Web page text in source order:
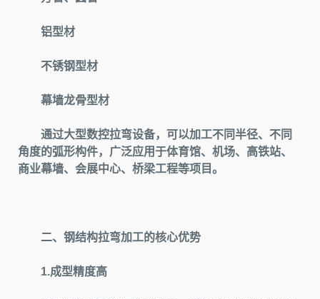
铝型材
不锈钢型材
幕墙龙骨型材
通过大型数控拉弯设备，可以加工不同半径、不同
角度的弧形构件，广泛应用于体育馆、机场、高铁站、
商业幕墙、会展中心、桥梁工程等项目。
二、钢结构拉弯加工的核心优势
1.成型精度高